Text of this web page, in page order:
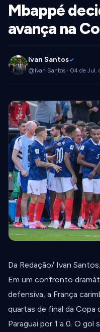
Mbappé
avança na
Ivan Santos✓
@Ivan Santos · 04 de Jul.
Da Redação/ Ivan Santos.
Em um confronto
defensiva, a França
quartas de final da
Paraguai por 1 a 0. O gol